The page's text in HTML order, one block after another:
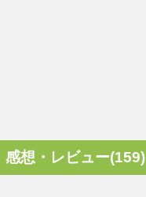
感想・レビュー(159)